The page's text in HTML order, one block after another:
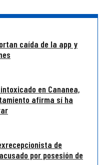
caída de la app y
en Cananea,
afirma sí ha
de
por posesión de